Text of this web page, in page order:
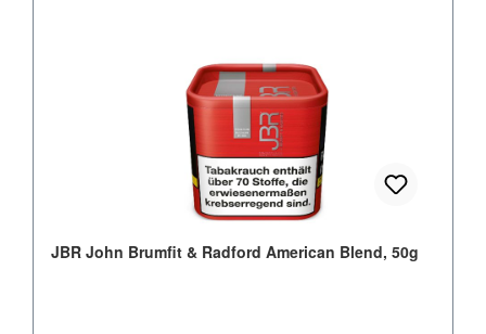
JBR John Brumfit & Radford American Blend, 50g